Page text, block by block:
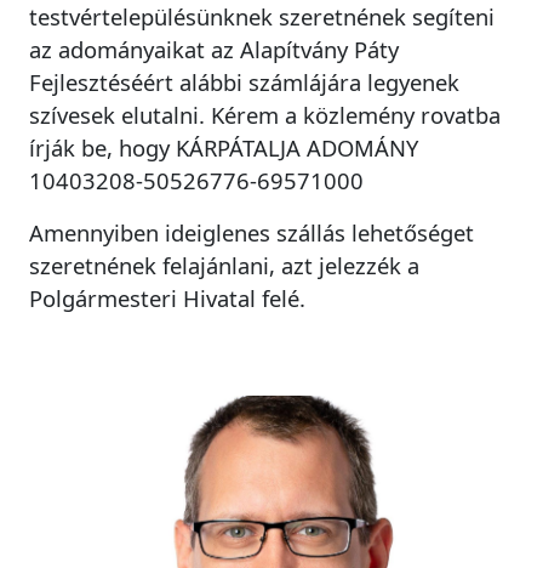
testvértelepülésünknek szeretnének segíteni
az adományaikat az Alapítvány Páty
Fejlesztéséért alábbi számlájára legyenek
szívesek elutalni. Kérem a közlemény rovatba
írják be, hogy KÁRPÁTALJA ADOMÁNY
10403208-50526776-69571000
Amennyiben ideiglenes szállás lehetőséget
szeretnének felajánlani, azt jelezzék a
Polgármesteri Hivatal felé.